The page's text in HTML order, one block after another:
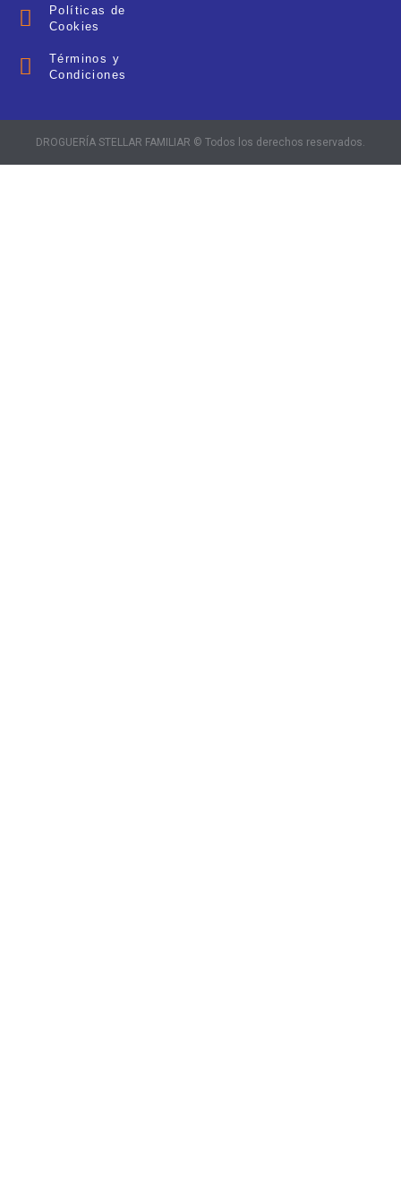
Políticas de
Cookies
Términos y
Condiciones
DROGUERÍA STELLAR FAMILIAR © Todos los derechos reservados.